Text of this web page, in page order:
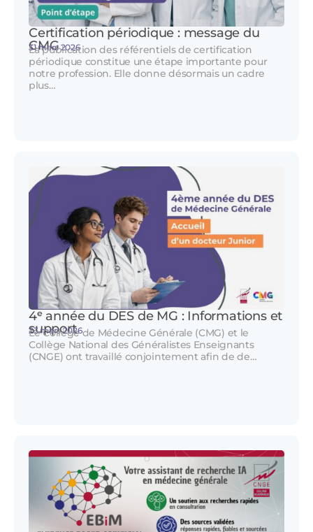
Certification périodique : message du
CMG
31 mars 2026
La publication des référentiels de certification
périodique constitue une étape importante pour
notre profession. Elle donne désormais un cadre
plus…
4ᵉ année du DES de MG : Informations et
support
23 mars 2026
Le Collège de Médecine Générale (CMG) et le
Collège National des Généralistes Enseignants
(CNGE) ont travaillé conjointement afin de de…